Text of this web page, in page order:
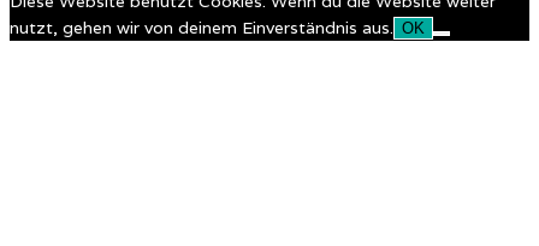
nutzt, gehen wir von deinem Einverständnis aus. OK